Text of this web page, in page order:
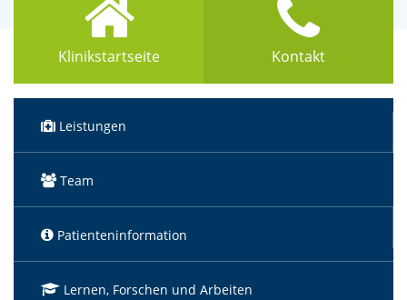
Klinikstartseite Kontakt
Leistungen
Team
Patienteninformation
Lernen, Forschen und Arbeiten